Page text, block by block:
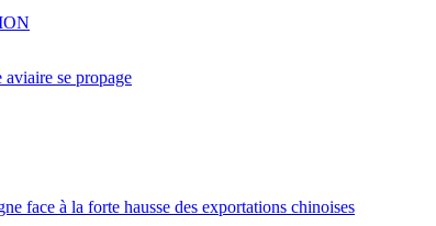
se propage
face à la forte hausse des exportations chinoises